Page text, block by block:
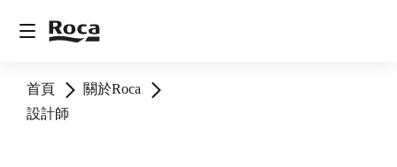
首頁
關於Roca
設計師